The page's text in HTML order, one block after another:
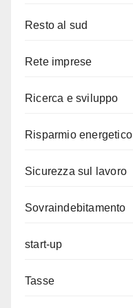
Resto al sud
Rete imprese
Ricerca e sviluppo
Risparmio energetico
Sicurezza sul lavoro
Sovraindebitamento
start-up
Tasse